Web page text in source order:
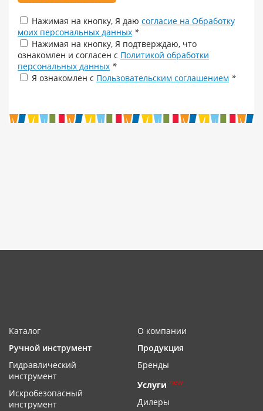
Нажимая на кнопку, Я даю согласие на Обработку
моих персональных данных *
Нажимая на кнопку, Я подтверждаю, что
ознакомлен и согласен с Политикой обработки
персональных данных *
Я ознакомлен с Пользовательским соглашением *
Каталог
Ручной инструмент
Гидравлический
инструмент
Искробезопасный
инструмент
О компании
Продукция
Бренды
Услуги new
Дилеры